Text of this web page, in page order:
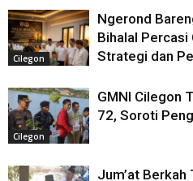
Cilegon
Ngerond
Bihalal Percasi
Strategi dan
Cilegon
GMNI Cilegon
72, Soroti
Jum’at Berkah